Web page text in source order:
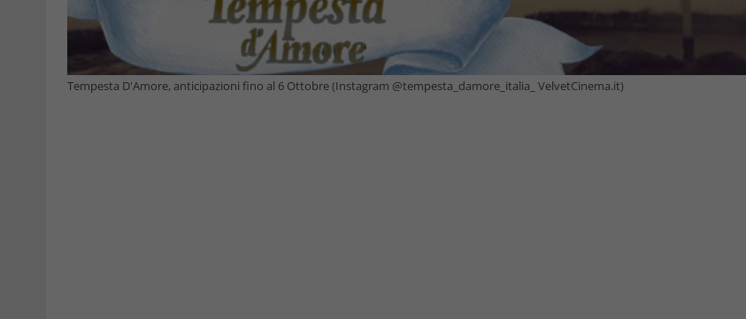
Tempesta D'Amore, anticipazioni fino al 6 Ottobre (Instagram @tempesta_damore_italia_ VelvetCinema.it)